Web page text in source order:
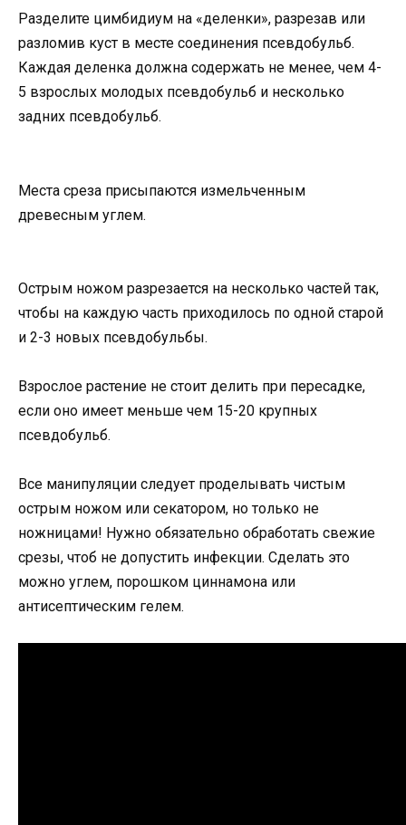
Разделите цимбидиум на «деленки», разрезав или
разломив куст в месте соединения псевдобульб.
Каждая деленка должна содержать не менее, чем 4-
5 взрослых молодых псевдобульб и несколько
задних псевдобульб.
Места среза присыпаются измельченным
древесным углем.
Острым ножом разрезается на несколько частей так,
чтобы на каждую часть приходилось по одной старой
и 2-3 новых псевдобульбы.
Взрослое растение не стоит делить при пересадке,
если оно имеет меньше чем 15-20 крупных
псевдобульб.
Все манипуляции следует проделывать чистым
острым ножом или секатором, но только не
ножницами! Нужно обязательно обработать свежие
срезы, чтоб не допустить инфекции. Сделать это
можно углем, порошком циннамона или
антисептическим гелем.